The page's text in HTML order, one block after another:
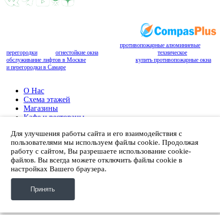
противопожарные алюминиевые
перегородки
огнестойкие окна
техническое
обслуживание лифтов в Москве
купить противопожарные окна
и перегородки в Самаре
Для улучшения работы сайта и его взаимодействия с
пользователями мы используем файлы cookie. Продолжая
работу с сайтом, Вы разрешаете использование cookie-
файлов. Вы всегда можете отключить файлы cookie в
настройках Вашего браузера.
Принять
О Нас
Схема этажей
Магазины
Кафе и рестораны
Фотогалерея
Контакты
(495) 577-78-78
пн – вс с 10:00 до 22:00
35 кмДмитровского шоссе
по правую сторону в область